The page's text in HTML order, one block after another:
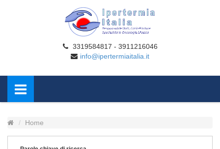
3319584817 - 3911216046
info@ipertermiaitalia.it
Home